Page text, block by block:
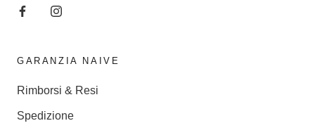
GARANZIA NAIVE
Rimborsi & Resi
Spedizione